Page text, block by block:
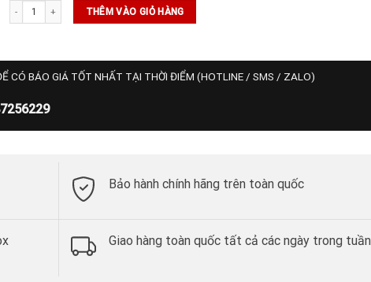
SALE ADIDAS số lượng
THÊM VÀO GIỎ HÀNG
CÓ BÁO GIÁ TỐT NHẤT TẠI THỜI ĐIỂM (HOTLINE / SMS / ZALO)
Bảo hành chính hãng trên toàn quốc
Giao hàng toàn quốc tất cả các ngày trong tuần